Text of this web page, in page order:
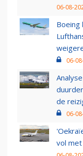
06-08-
Boeing
06-
de
06-
vol